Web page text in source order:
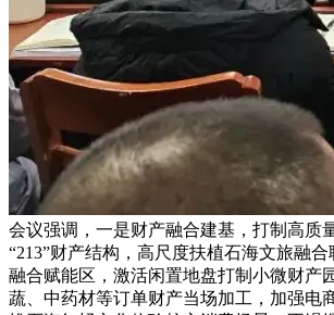
会议强调，一是财产融合建基，打制高质
“213”财产结构，高尺度扶植石海文旅融
融合赋能区，激活闲置地盘打制小微财产
蔬、中药材等订单财产当场加工，加强电